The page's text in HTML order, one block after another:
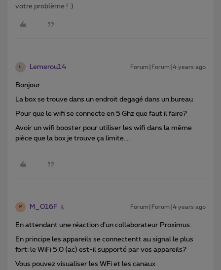
votre problème ! :)
L Lemerou14 Forum|Forum|4 years ago
Bonjour
La box se trouve dans un endroit degagé dans un.bureau
Pour que le wifi se connecte en 5 Ghz que faut il faire?
Avoir un wifi booster pour utiliser les wifi dans la même
pièce que la box je trouve ça limite....
M M_016F Forum|Forum|4 years ago
En attendant une réaction d’un collaborateur Proximus:
En principe les appareils se connectentt au signal le plus
fort; le WiFi 5.0 (ac) est-il supporté par vos appareils?
Vous pouvez visualiser les WFi et les canaux